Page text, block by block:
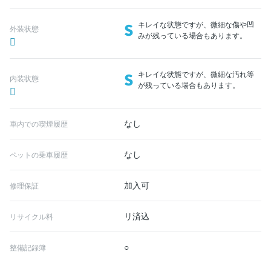
外装状態 S キレイな状態ですが、微細な傷や凹
みが残っている場合もあります。
内装状態 S キレイな状態ですが、微細な汚れ等
が残っている場合もあります。
車内での喫煙履歴 なし
ペットの乗車履歴 なし
修理保証 加入可
リサイクル料 リ済込
整備記録簿 ○